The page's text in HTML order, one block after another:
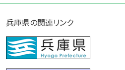
兵庫県の関連リンク